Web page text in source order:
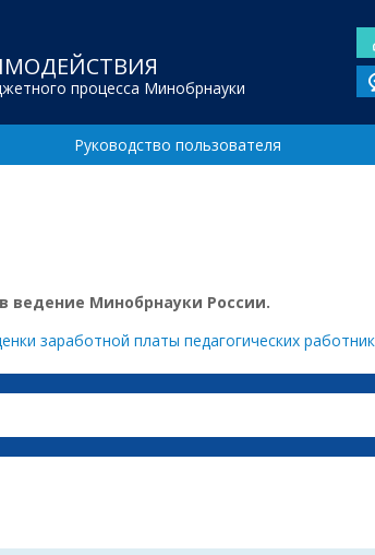
процесса Минобрнауки
Руководство пользователя
ведение Минобрнауки России.
заработной платы педагогических